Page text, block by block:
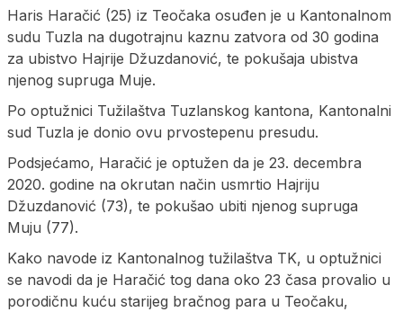
Haris Haračić (25) iz Teočaka osuđen je u Kantonalnom
sudu Tuzla na dugotrajnu kaznu zatvora od 30 godina
za ubistvo Hajrije Džuzdanović, te pokušaja ubistva
njenog supruga Muje.
Po optužnici Tužilaštva Tuzlanskog kantona, Kantonalni
sud Tuzla je donio ovu prvostepenu presudu.
Podsjećamo, Haračić je optužen da je 23. decembra
2020. godine na okrutan način usmrtio Hajriju
Džuzdanović (73), te pokušao ubiti njenog supruga
Muju (77).
Kako navode iz Kantonalnog tužilaštva TK, u optužnici
se navodi da je Haračić tog dana oko 23 časa provalio u
porodičnu kuću starijeg bračnog para u Teočaku,